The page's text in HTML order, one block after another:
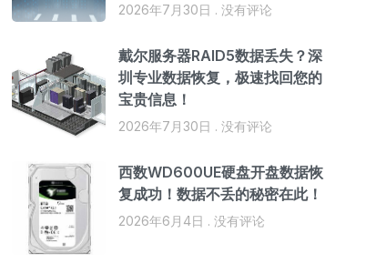
2026年7月30日 没有评论
戴尔服务器RAID5数据丢失？深
圳专业数据恢复，极速找回您的
宝贵信息！
2026年7月30日 没有评论
西数WD600UE硬盘开盘数据恢
复成功！数据不丢的秘密在此！
2026年6月4日 没有评论